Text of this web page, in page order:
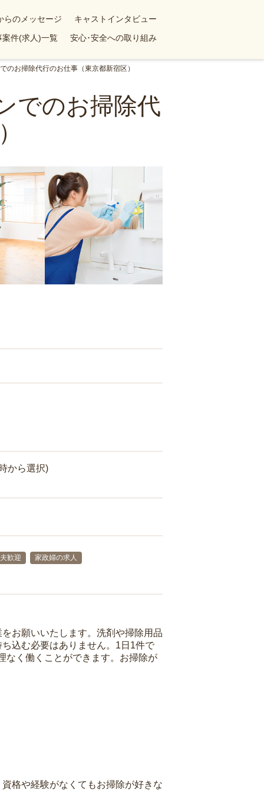
らのメッセージ
キャストインタビュー
案件(求人)一覧 安心･安全への取り組み
のお掃除代行のお仕事（東京都新宿区）
でのお掃除代
から選択)
歓迎
家政婦の求人
お願いいたします。洗剤や掃除用品
込む必要はありません。1日1件で
なく働くことができます。お掃除が
格や経験がなくてもお掃除が好きな